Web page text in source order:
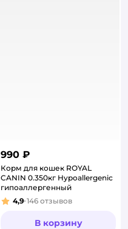
990 ₽
Корм для кошек ROYAL
CANIN 0.350кг Hypoallergenic
гипоаллергенный
Рейтинг:
4,9 146 отзывов
В корзину